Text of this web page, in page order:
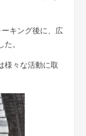
キング後に、広
。
様々な活動に取